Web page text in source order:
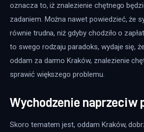
oznacza to, iż znalezienie chętnego
zadaniem. Można nawet powiedzieć, że
równie trudna, niż gdyby chodziło o
to swego rodzaju paradoks, wydaje się,
oddam za darmo Kraków, znalezienie
sprawić większego problemu.
Wychodzenie naprzeciw
Skoro tematem jest, oddam Kraków,